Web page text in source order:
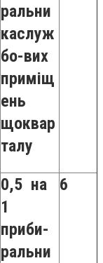
ральни
каслуж
бо-вих
приміщ
ень
щоквар
талу
0,5 на
1
приби-
ральни
6